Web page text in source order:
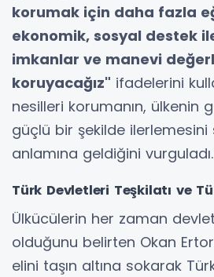
korumak için daha fazla
ekonomik, sosyal destek
imkanlar ve manevi
koruyacağız" ifadelerini
nesilleri korumanın, ülkenin
güçlü bir şekilde
anlamına geldiğini vurguladı.
Türk Devletleri Teşkilatı ve
Ülkücülerin her zaman
olduğunu belirten Okan
elini taşın altına sokarak